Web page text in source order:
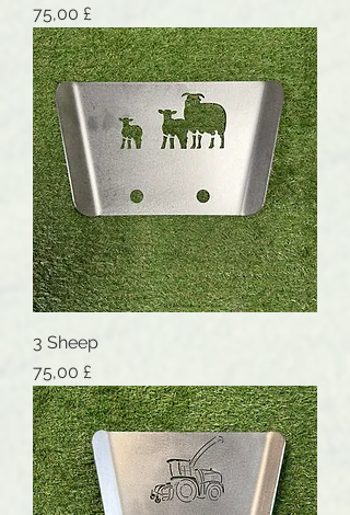
Preis
75,00 £
3 Sheep
Preis
75,00 £